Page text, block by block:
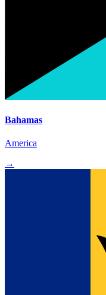
Bahamas
America
→